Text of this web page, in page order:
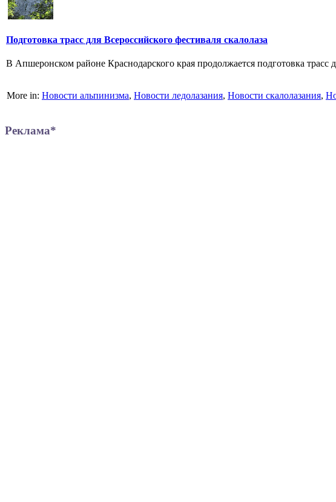
Подготовка трасс для Всероссийского фестиваля скалолаза
В Апшеронском районе Краснодарского края продолжается подготовка трасс
More in: Новости альпинизма, Новости ледолазания, Новости скалолазания,
Реклама*